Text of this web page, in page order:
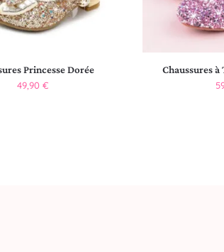
Princesse Dorée
49,90 €
Chaussures